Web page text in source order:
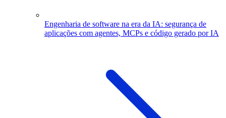
Engenharia de software na era da IA: segurança de
aplicações com agentes, MCPs e código gerado por IA